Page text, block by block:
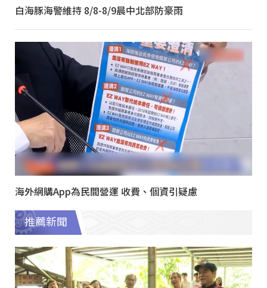
白海豚海警維持 8/8-8/9晨中北部防豪雨
海外網購App為民間營運 收費、個資引疑慮
推薦新聞